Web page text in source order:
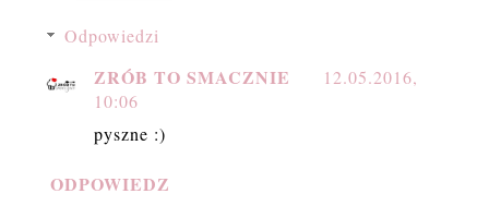
Odpowiedzi
ZRÓB TO SMACZNIE
12.05.2016,
10:06
pyszne :)
ODPOWIEDZ